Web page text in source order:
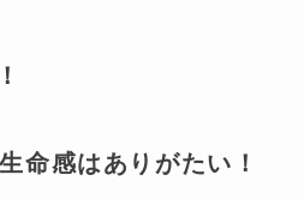
命感はありがたい！